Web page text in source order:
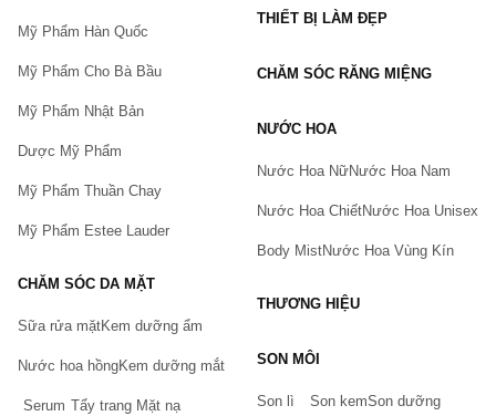
Bạn gặp vấn đề về sản phẩm hay mua hàng?
Hãy báo lỗi cho chúng tôi. Hoặc gọi cho chúng tôi qua số
Mỹ Phẩm Hàn Quốc
Mỹ Phẩm Cho Bà Bầu
Mỹ Phẩm Nhật Bản
Dược Mỹ Phẩm
Mỹ Phẩm Thuần Chay
Mỹ Phẩm Estee Lauder
CHĂM SÓC DA MẶT
Sữa rửa mặtKem dưỡng ẩm
Nước hoa hồngKem dưỡng mắt
Serum Tẩy trang Mặt nạ
THIẾT BỊ LÀM ĐẸP
CHĂM SÓC RĂNG MIỆNG
NƯỚC HOA
Nước Hoa NữNước Hoa Nam
Nước Hoa ChiếtNước Hoa Unisex
Body MistNước Hoa Vùng Kín
THƯƠNG HIỆU
SON MÔI
Son lì Son kemSon dưỡng